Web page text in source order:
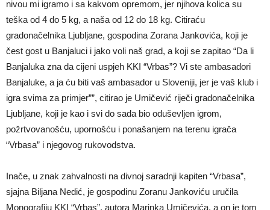
nivou mi igramo i sa kakvom opremom, jer njihova kolica su
teška od 4 do 5 kg, a naša od 12 do 18 kg. Citiraću
gradonačelnika Ljubljane, gospodina Zorana Jankovića, koji je
čest gost u Banjaluci i jako voli naš grad, a koji se zapitao “Da li
Banjaluka zna da cijeni uspjeh KKI “Vrbas”? Vi ste ambasadori
Banjaluke, a ja ću biti vaš ambasador u Sloveniji, jer je vaš klub i
igra svima za primjer””, citirao je Umičević riječi gradonačelnika
Ljubljane, koji je kao i svi do sada bio oduševljen igrom,
požrtvovanošću, upornošću i ponašanjem na terenu igrača
“Vrbasa” i njegovog rukovodstva.
Inače, u znak zahvalnosti na divnoj saradnji kapiten “Vrbasa”,
sjajna Biljana Nedić, je gospodinu Zoranu Jankoviću uručila
Monografiju KKI “Vrbas”, autora Marinka Umičevića, a on je tom